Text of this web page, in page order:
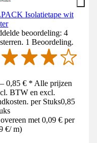
Isolatietape wit
beoordeling: 4
1 Beoordeling.
0,85 € * Alle prijzen
BTW en excl.
per Stuks0,85
met 0,09 € per
€/ m)